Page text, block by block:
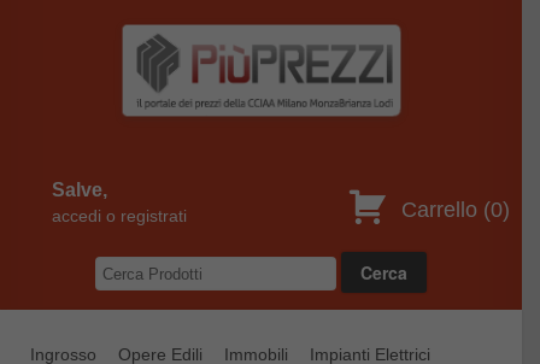
Salve,
accedi o registrati Carrello (0)
Ingrosso Opere Edili Immobili Impianti Elettrici